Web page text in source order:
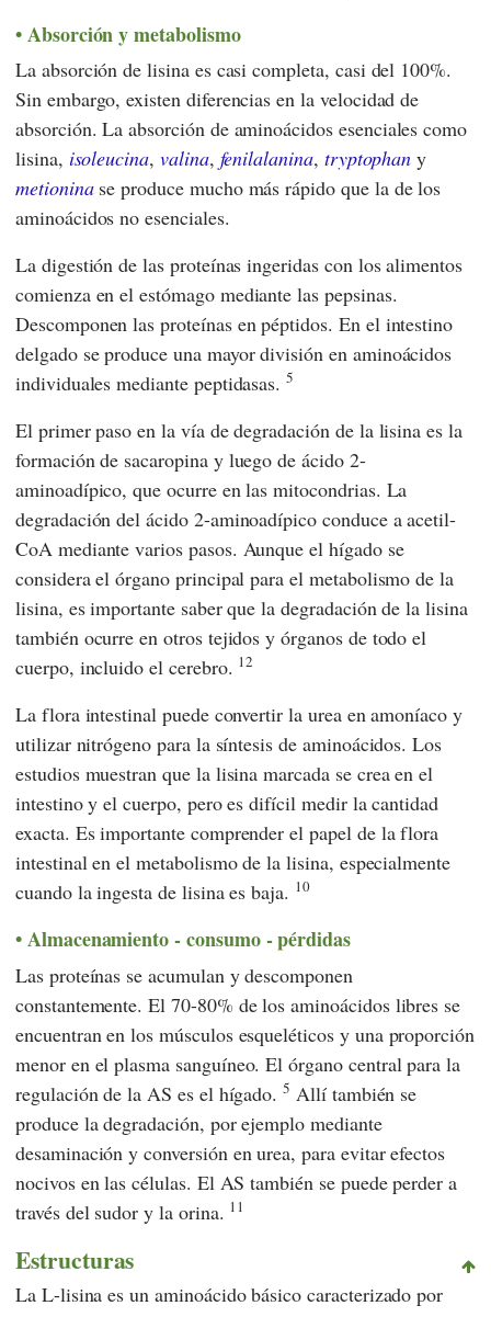
Absorción y metabolismo
La absorción de lisina es casi completa, casi del 100%.
Sin embargo, existen diferencias en la velocidad de
absorción. La absorción de aminoácidos esenciales como
lisina, isoleucina, valina, fenilalanina, tryptophan y
metioninase produce mucho más rápido que la de los
aminoácidos no esenciales.
La digestión de las proteínas ingeridas con los alimentos
comienza en el estómago mediante las pepsinas.
Descomponen las proteínas en péptidos. En el intestino
delgado se produce una mayor división en aminoácidos
individuales mediante peptidasas.5
El primer paso en la vía de degradación de la lisina es la
formación de sacaropina y luego de ácido 2-
aminoadípico, que ocurre en las mitocondrias. La
degradación del ácido 2-aminoadípico conduce a acetil-
CoA mediante varios pasos. Aunque el hígado se
considera el órgano principal para el metabolismo de la
lisina, es importante saber que la degradación de la lisina
también ocurre en otros tejidos y órganos de todo el
cuerpo, incluido el cerebro. 12
La flora intestinal puede convertir la urea en amoníaco y
utilizar nitrógeno para la síntesis de aminoácidos. Los
estudios muestran que la lisina marcada se crea en el
intestino y el cuerpo, pero es difícil medir la cantidad
exacta. Es importante comprender el papel de la flora
intestinal en el metabolismo de la lisina, especialmente
cuando la ingesta de lisina es baja. 10
Almacenamiento - consumo - pérdidas
Las proteínas se acumulan y descomponen
constantemente. El 70-80% de los aminoácidos libres se
encuentran en los músculos esqueléticos y una proporción
menor en el plasma sanguíneo. El órgano central para la
regulación de la AS es el hígado.5 Allí también se
produce la degradación, por ejemplo mediante
desaminación y conversión en urea, para evitar efectos
nocivos en las células. El AS también se puede perder a
través del sudor y la orina. 11
Estructuras
La L-lisina es un aminoácido básico caracterizado por